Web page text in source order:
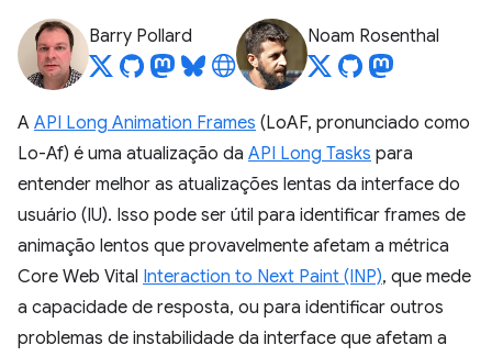
Barry Pollard Noam Rosenthal
A API Long Animation Frames (LoAF, pronunciado como
Lo-Af) é uma atualização da API Long Tasks para
entender melhor as atualizações lentas da interface do
usuário (IU). Isso pode ser útil para identificar frames de
animação lentos que provavelmente afetam a métrica
Core Web Vital Interaction to Next Paint (INP), que mede
a capacidade de resposta, ou para identificar outros
problemas de instabilidade da interface que afetam a